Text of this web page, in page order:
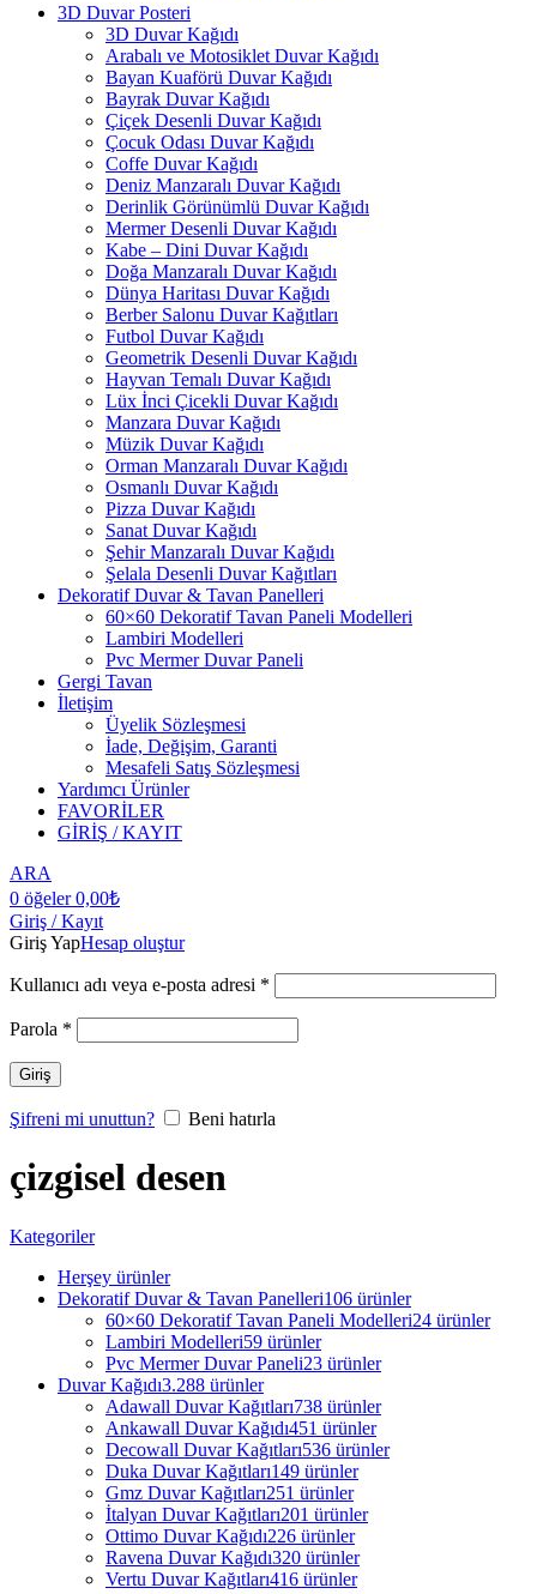
3D Duvar Posteri
3D Duvar Kağıdı
Arabalı ve Motosiklet Duvar Kağıdı
Bayan Kuaförü Duvar Kağıdı
Bayrak Duvar Kağıdı
Çiçek Desenli Duvar Kağıdı
Çocuk Odası Duvar Kağıdı
Coffe Duvar Kağıdı
Deniz Manzaralı Duvar Kağıdı
Derinlik Görünümlü Duvar Kağıdı
Mermer Desenli Duvar Kağıdı
Kabe – Dini Duvar Kağıdı
Doğa Manzaralı Duvar Kağıdı
Dünya Haritası Duvar Kağıdı
Berber Salonu Duvar Kağıtları
Futbol Duvar Kağıdı
Geometrik Desenli Duvar Kağıdı
Hayvan Temalı Duvar Kağıdı
Lüx İnci Çicekli Duvar Kağıdı
Manzara Duvar Kağıdı
Müzik Duvar Kağıdı
Orman Manzaralı Duvar Kağıdı
Osmanlı Duvar Kağıdı
Pizza Duvar Kağıdı
Sanat Duvar Kağıdı
Şehir Manzaralı Duvar Kağıdı
Şelala Desenli Duvar Kağıtları
Dekoratif Duvar & Tavan Panelleri
60×60 Dekoratif Tavan Paneli Modelleri
Lambiri Modelleri
Pvc Mermer Duvar Paneli
Gergi Tavan
İletişim
Üyelik Sözleşmesi
İade, Değişim, Garanti
Mesafeli Satış Sözleşmesi
Yardımcı Ürünler
FAVORİLER
GİRİŞ / KAYIT
ARA
0 öğeler 0,00₺
Giriş / Kayıt
Giriş YapHesap oluştur
Kullanıcı adı veya e-posta adresi *
Parola *
Giriş
Şifreni mi unuttun? Beni hatırla
çizgisel desen
Kategoriler
Herşey ürünler
Dekoratif Duvar & Tavan Panelleri106 ürünler
60×60 Dekoratif Tavan Paneli Modelleri24 ürünler
Lambiri Modelleri59 ürünler
Pvc Mermer Duvar Paneli23 ürünler
Duvar Kağıdı3.288 ürünler
Adawall Duvar Kağıtları738 ürünler
Ankawall Duvar Kağıdı451 ürünler
Decowall Duvar Kağıtları536 ürünler
Duka Duvar Kağıtları149 ürünler
Gmz Duvar Kağıtları251 ürünler
İtalyan Duvar Kağıtları201 ürünler
Ottimo Duvar Kağıdı226 ürünler
Ravena Duvar Kağıdı320 ürünler
Vertu Duvar Kağıtları416 ürünler